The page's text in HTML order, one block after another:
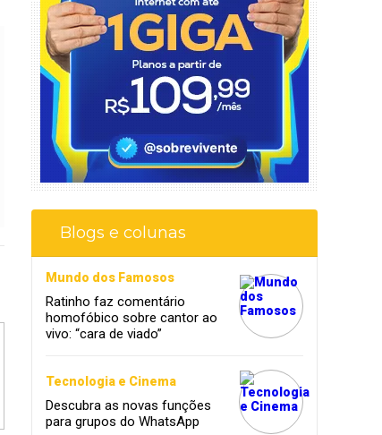
Blogs e colunas
Mundo dos Famosos
Ratinho faz comentário
homofóbico sobre cantor ao
vivo: “cara de viado”
Tecnologia e Cinema
Descubra as novas funções
para grupos do WhatsApp